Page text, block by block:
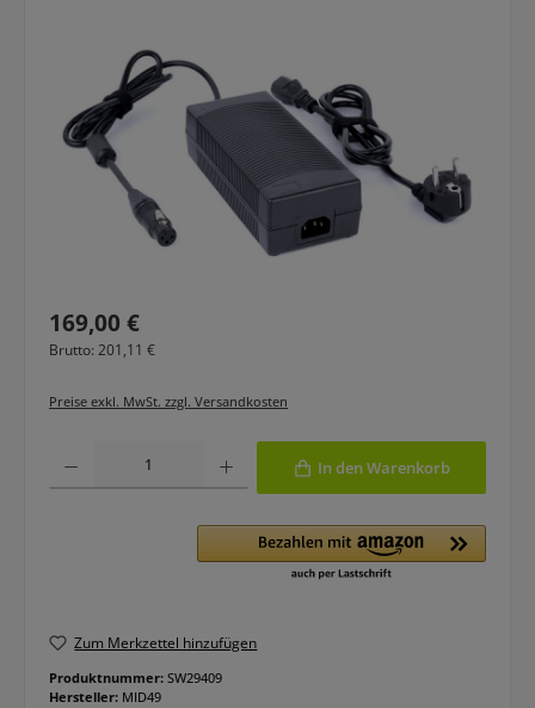
Regulärer Preis:
169,00 €
Brutto: 201,11 €
Preise exkl. MwSt. zzgl. Versandkosten
In den Warenkorb
Zum Merkzettel hinzufügen
Produktnummer: SW29409
Hersteller: MID49